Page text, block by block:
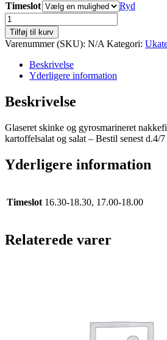
Timeslot
Ryd
Ribe
Camping-
Farupvej
2
6760
Ribe
HUSK
AT
KVITTERING
VED
antal
Tilføj til kurv
Varenummer (SKU): N/A Kategori:
Beskrivelse
Yderligere information
Beskrivelse
Glaseret skinke og gyrosmarineret
kartoffelsalat og salat – Bestil senest d.4/
Yderligere information
Timeslot 16.30-18.30, 17.00-18.00
Relaterede varer